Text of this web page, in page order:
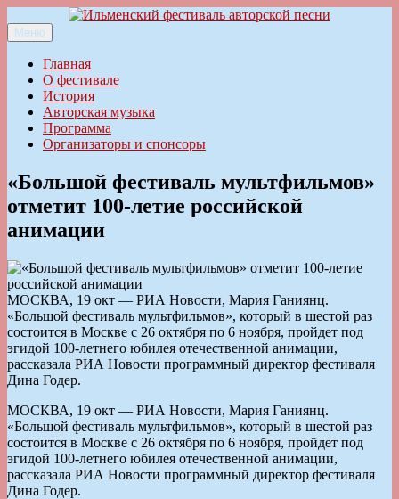
к
содержимому
Ильменский фестиваль авторской песни
Меню
Главная
О фестивале
История
Авторская музыка
Программа
Организаторы и спонсоры
«Большой фестиваль мультфильмов»
отметит 100-летие российской
анимации
МОСКВА, 19 окт — РИА Новости, Мария Ганиянц.
«Большой фестиваль мультфильмов», который в шестой раз
состоится в Москве с 26 октября по 6 ноября, пройдет под
эгидой 100-летнего юбилея отечественной анимации,
рассказала РИА Новости программный директор фестиваля
Дина Годер.
МОСКВА, 19 окт — РИА Новости, Мария Ганиянц.
«Большой фестиваль мультфильмов», который в шестой раз
состоится в Москве с 26 октября по 6 ноября, пройдет под
эгидой 100-летнего юбилея отечественной анимации,
рассказала РИА Новости программный директор фестиваля
Дина Годер.